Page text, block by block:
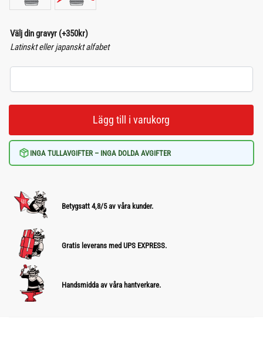
Välj din gravyr (+350kr)
Latinskt eller japanskt alfabet
Lägg till i varukorg
INGA TULLAVGIFTER – INGA DOLDA AVGIFTER
Betygsatt 4,8/5 av våra kunder.
Gratis leverans med UPS EXPRESS.
Handsmidda av våra hantverkare.